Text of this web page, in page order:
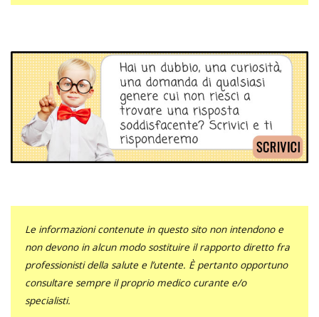
Le informazioni contenute in questo sito non intendono e
non devono in alcun modo sostituire il rapporto diretto fra
professionisti della salute e l’utente. È pertanto opportuno
consultare sempre il proprio medico curante e/o
specialisti.